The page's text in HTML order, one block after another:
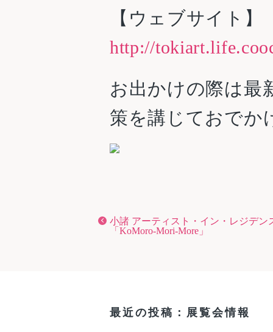
【ウェブサイト】
http://
お出かけの際は最
策を講じておでか
小諸 アーティスト・イン・レジデン
「KoMoro-Mori-More」
最近の投稿：展覧会情報